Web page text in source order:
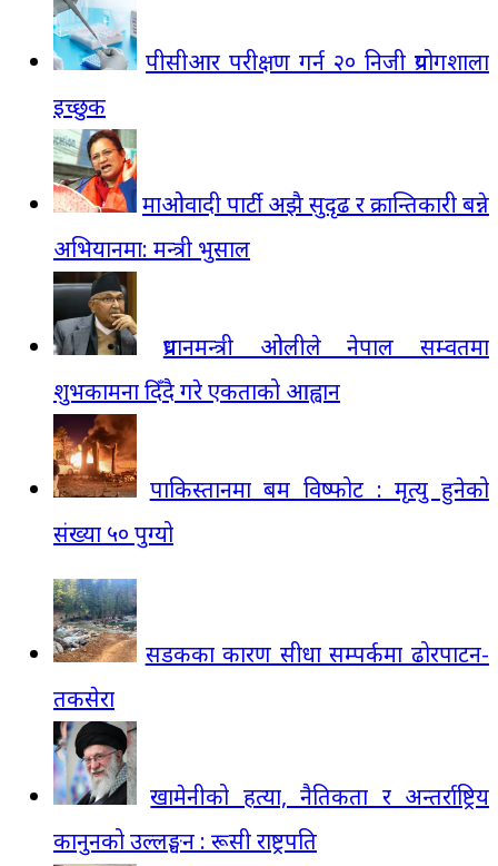
पीसीआर परीक्षण गर्न २० निजी प्रयोगशाला
इच्छुक
माओवादी पार्टी अझै सुदृढ र क्रान्तिकारी बन्ने
अभियानमा: मन्त्री भुसाल
प्रधानमन्त्री ओलीले नेपाल सम्वतमा
शुभकामना दिँदै गरे एकताको आह्वान
पाकिस्तानमा बम विष्फोट : मृत्यु हुनेको
संख्या ५० पुग्यो
सडकका कारण सीधा सम्पर्कमा ढोरपाटन-
तकसेरा
खामेनीको हत्या, नैतिकता र अन्तर्राष्ट्रिय
कानुनको उल्लङ्घन : रूसी राष्ट्रपति